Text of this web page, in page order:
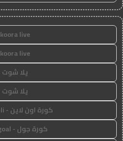
koora live
koora live
يلا شوت
يلا شوت
كورة اون لاين - kora onli
كورة جول - kora goal